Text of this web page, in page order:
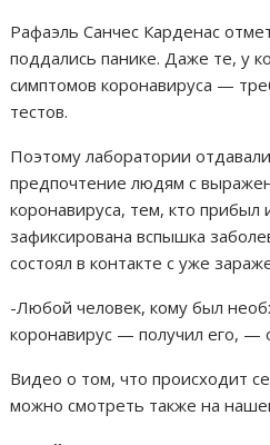
Рафаэль Санчес Карденас
поддались панике. Даже те, у
симптомов коронавируса —
тестов.
Поэтому лаборатории
предпочтение людям с
коронавируса, тем, кто прибыл
зафиксирована вспышка
состоял в контакте с уже
-Любой человек, кому был
коронавирус — получил его, —
Видео о том, что происходит
можно смотреть также на